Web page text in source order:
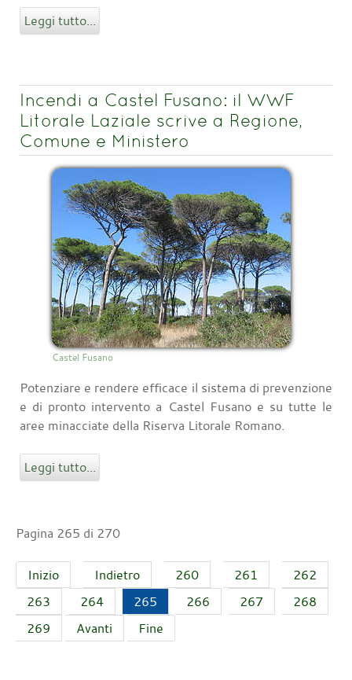
Leggi tutto...
Incendi a Castel Fusano: il WWF
Litorale Laziale scrive a Regione,
Comune e Ministero
Castel Fusano
Potenziare e rendere efficace il sistema di prevenzione
e di pronto intervento a Castel Fusano e su tutte le
aree minacciate della Riserva Litorale Romano.
Leggi tutto...
Pagina 265 di 270
Inizio Indietro 260 261
262
263
264 265 266 267
268
269
Avanti Fine